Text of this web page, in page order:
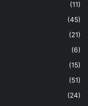
(11)
(45)
(21)
(6)
(15)
(51)
(24)